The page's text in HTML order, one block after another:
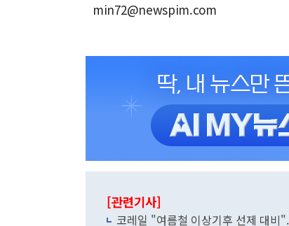
min72@newspim.com
[관련기사]
코레일 "여름철 이상기후 선제 대비